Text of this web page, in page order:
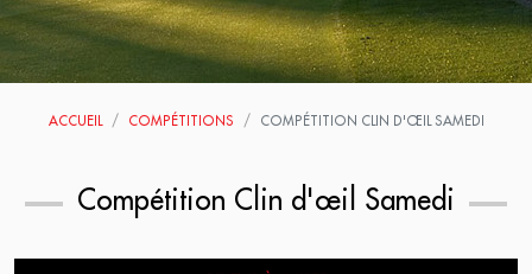
ACCUEIL COMPÉTITIONS COMPÉTITION CLIN D'ŒIL SAMEDI
Compétition Clin d'œil Samedi